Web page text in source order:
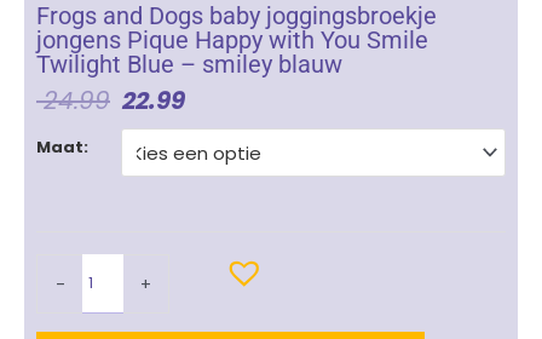
Frogs and Dogs baby joggingsbroekje
jongens Pique Happy with You Smile
Twilight Blue – smiley blauw
24.99 Oorspronkelijke
Prijs
Was:
€ 24.99.
22.99Huidige
Prijs
Is:
€ 22.99.
Maat:
-
Frogs
jongens
Happy
+